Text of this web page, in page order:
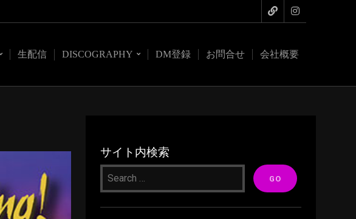
生配信 DISCOGRAPHY DM登録 お問合せ 会社概要
サイト内検索